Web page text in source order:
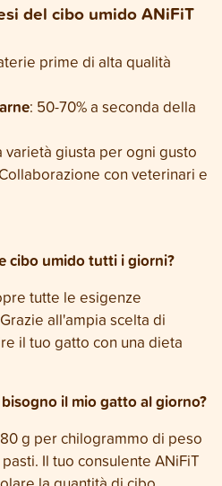
del cibo umido ANiFiT
prime di alta qualità
: 50-70% a seconda della
varietà giusta per ogni gusto
con veterinari e
cibo umido tutti i giorni?
tutte le esigenze
all'ampia scelta di
il tuo gatto con una dieta
il mio gatto al giorno?
g per chilogrammo di peso
Il tuo consulente ANiFiT